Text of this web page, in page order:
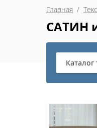
Главная
  /
САТИН
Каталог